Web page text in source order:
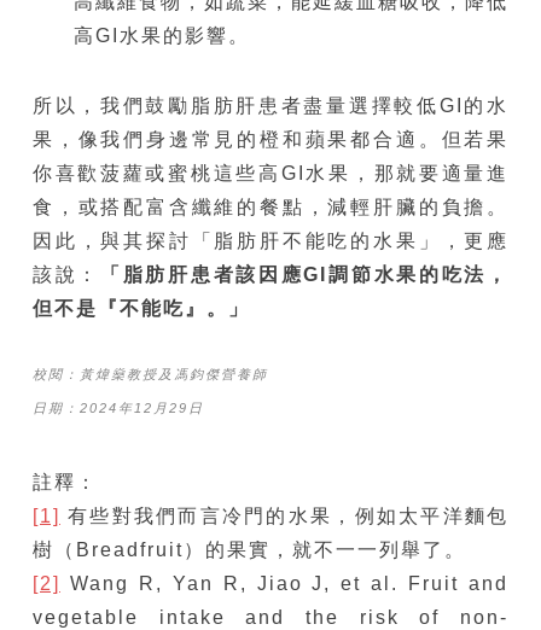
高GI水果的影響。
所以，我們鼓勵脂肪肝患者盡量選擇較低GI的水
果，像我們身邊常見的橙和蘋果都合適。但若果
你喜歡菠蘿或蜜桃這些高GI水果，那就要適量進
食，或搭配富含纖維的餐點，減輕肝臟的負擔。
因此，與其探討「脂肪肝不能吃的水果」，更應
該說：
「脂肪肝患者該因應GI調節水果的吃法，
但不是『不能吃』。」
校閱：黃煒燊教授及馮鈞傑營養師
日期：2024年12月29日
註釋：
[1] 有些對我們而言冷門的水果，例如太平洋麵包
樹（Breadfruit）的果實，就不一一列舉了。
[2]
Wang R, Yan R, Jiao J, et al. Fruit and
vegetable intake and the risk of non-